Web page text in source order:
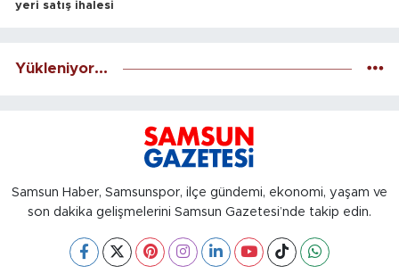
yeri satış ihalesi
Yükleniyor...
Samsun Haber, Samsunspor, ilçe gündemi, ekonomi, yaşam ve
son dakika gelişmelerini Samsun Gazetesi’nde takip edin.